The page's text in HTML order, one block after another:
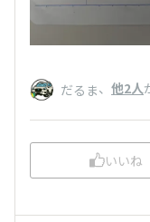
だるま、 他2人
いいね